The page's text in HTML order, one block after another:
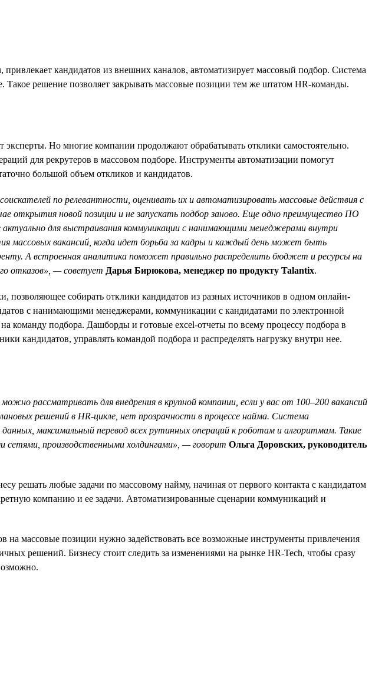
привлекает кандидатов из внешних каналов, автоматизирует массовый подбор. Система
Такое решение позволяет закрывать массовые позиции тем же штатом HR-команды.
Но многие компании продолжают обрабатывать отклики самостоятельно.
для рекрутеров в массовом подборе. Инструменты автоматизации помогут
большой объем откликов и кандидатов.
по релевантности, оценивать их и автоматизировать массовые действия с
открытия новой позиции и не запускать подбор заново. Еще одно преимущество ПО
для выстраивания коммуникации с нанимающими менеджерами внутри
массовых вакансий, когда идет борьба за кадры и каждый день может быть
А встроенная аналитика поможет правильно распределить бюджет и ресурсы на
отказов», — советует Дарья Бирюкова, менеджер по продукту Talantix.
позволяющее собирать отклики кандидатов из разных источников в одном онлайн-
с нанимающими менеджерами, коммуникации с кандидатами по электронной
команду подбора. Дашборды и готовые excel-отчеты по всему процессу подбора в
кандидатов, управлять командой подбора и распределять нагрузку внутри нее.
рассматривать для внедрения в крупной компании, если у вас от 100–200 вакансий
решений в HR-цикле, нет прозрачности в процессе найма. Система
максимальный перевод всех рутинных операций к роботам и алгоритмам. Такие
производственными холдингами», — говорит Ольга Доровских, руководитель
решать любые задачи по массовому найму, начиная от первого контакта с кандидатом
компанию и ее задачи. Автоматизированные сценарии коммуникаций и
на массовые позиции нужно задействовать все возможные инструменты привлечения
решений. Бизнесу стоит следить за изменениями на рынке HR-Tech, чтобы сразу